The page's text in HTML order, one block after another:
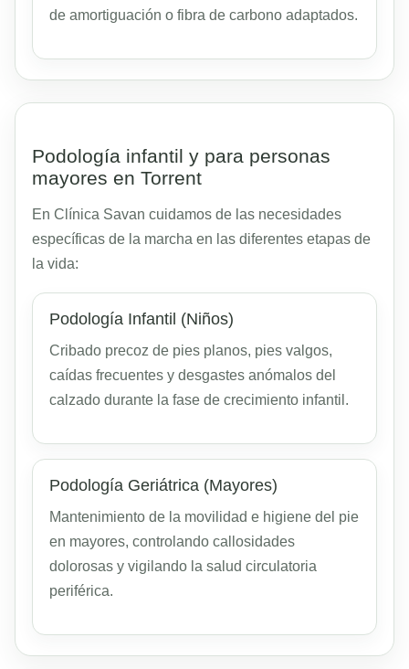
de amortiguación o fibra de carbono adaptados.
Podología infantil y para personas
mayores en Torrent
En Clínica Savan cuidamos de las necesidades
específicas de la marcha en las diferentes etapas de
la vida:
Podología Infantil (Niños)
Cribado precoz de pies planos, pies valgos,
caídas frecuentes y desgastes anómalos del
calzado durante la fase de crecimiento infantil.
Podología Geriátrica (Mayores)
Mantenimiento de la movilidad e higiene del pie
en mayores, controlando callosidades
dolorosas y vigilando la salud circulatoria
periférica.